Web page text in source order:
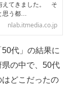
えてきました。 そ
思う都…
nlab.itmedia.co.jp
代」の結果に
の中で、50代
どこだったの